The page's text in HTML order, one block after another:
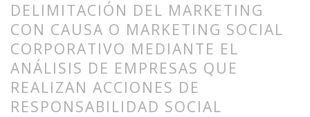
DELIMITACIÓN DEL MARKETING
CON CAUSA O MARKETING SOCIAL
CORPORATIVO MEDIANTE EL
ANÁLISIS DE EMPRESAS QUE
REALIZAN ACCIONES DE
RESPONSABILIDAD SOCIAL